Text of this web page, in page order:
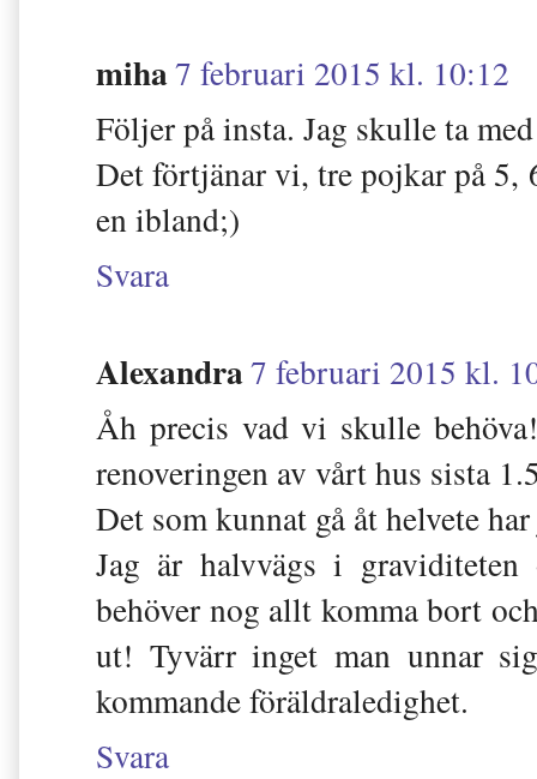
miha7 februari 2015 kl. 10:12
Följer på insta. Jag skulle ta
Det förtjänar vi, tre pojkar på 5,
en ibland;)
Svara
Alexandra7 februari 2015 kl.
Åh precis vad vi skulle
renoveringen av vårt hus sista
Det som kunnat gå åt helvete
Jag är halvvägs i
behöver nog allt komma bort
ut! Tyvärr inget man unnar
kommande föräldraledighet.
Svara